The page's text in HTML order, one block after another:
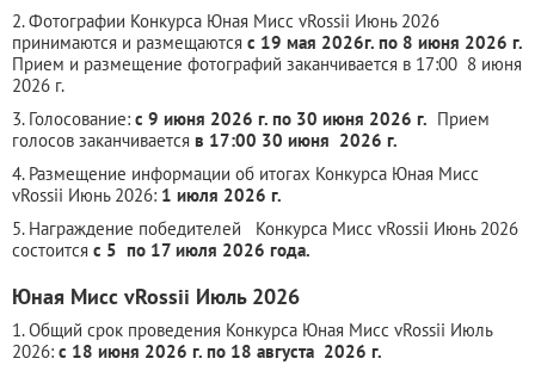
2. Фотографии Конкурса Юная Мисс vRossii Июнь 2026
принимаются и размещаются с 19 мая 2026г. по 8 июня 2026 г.
Прием и размещение фотографий заканчивается в 17:00 8 июня
2026 г.
3. Голосование: с 9 июня 2026 г. по 30 июня 2026 г. Прием
голосов заканчивается в 17:00 30 июня 2026 г.
4. Размещение информации об итогах Конкурса Юная Мисс
vRossii Июнь 2026: 1 июля 2026 г.
5. Награждение победителей Конкурса Мисс vRossii Июнь 2026
состоится с 5 по 17 июля 2026 года.
Юная Мисс vRossii Июль 2026
1. Общий срок проведения Конкурса Юная Мисс vRossii Июль
2026: с 18 июня 2026 г. по 18 августа 2026 г.